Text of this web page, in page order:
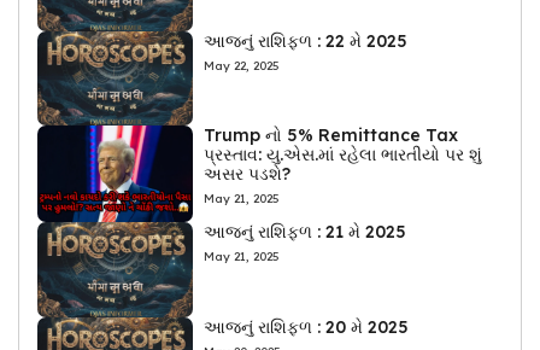
આજનું રાશિફળ : 22 મે 2025
May 22, 2025
Trump નો 5% Remittance Tax
પ્રસ્તાવ: યુ.એસ.માં રહેલા ભારતીયો પર શું
અસર પડશે?
May 21, 2025
આજનું રાશિફળ : 21 મે 2025
May 21, 2025
આજનું રાશિફળ : 20 મે 2025